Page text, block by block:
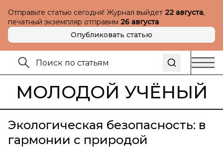
Отправьте статью сегодня! Журнал выйдет 22 августа,
печатный экземпляр отправим 26 августа
Опубликовать статью
МОЛОДОЙ УЧЁНЫЙ
Экологическая безопасность: в
гармонии с природой